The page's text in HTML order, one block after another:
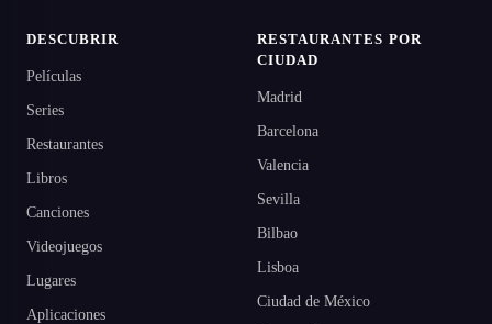
DESCUBRIR
Películas
Series
Restaurantes
Libros
Canciones
Videojuegos
Lugares
Aplicaciones
RESTAURANTES POR
CIUDAD
Madrid
Barcelona
Valencia
Sevilla
Bilbao
Lisboa
Ciudad de México